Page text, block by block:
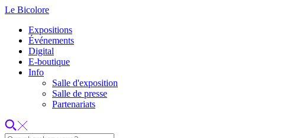
Le Bicolore
Expositions
Événements
Digital
E-boutique
Info
Salle d'exposition
Salle de presse
Partenariats